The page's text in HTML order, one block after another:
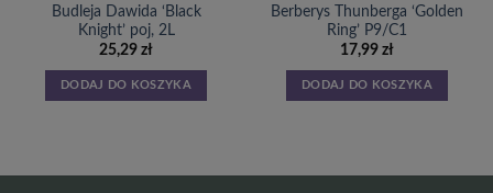
Budleja Dawida ‘Black
Knight’ poj, 2L
25,29 zł
DODAJ DO KOSZYKA
Berberys Thunberga ‘Golden
Ring’ P9/C1
17,99 zł
DODAJ DO KOSZYKA